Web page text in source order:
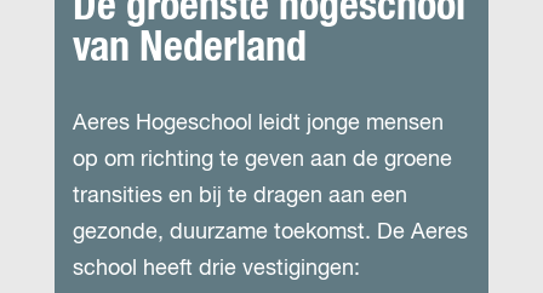
van Nederland
Aeres Hogeschool leidt jonge mensen
op om richting te geven aan de groene
transities en bij te dragen aan een
gezonde, duurzame toekomst. De Aeres
school heeft drie vestigingen: